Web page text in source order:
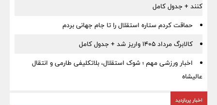
کنند + جدول کامل
حماقت کردم ستاره استقلال را تا جام جهانی بردم
کالابرگ مرداد ۱۴۰۵ واریز شد + جدول کامل
اخبار ورزشی مهم ؛ شوک استقلال، بلاتکلیفی طارمی و انتقال
عالیشاه
اخبار پربازدید